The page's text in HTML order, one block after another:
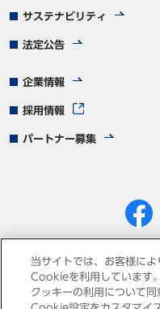
サステナビリティ
法定公告
企業情報
採用情報
パートナー募集
個人情報保護方針
当サイトでは、お客様によ
Cookieを利用しています
クッキーの利用について同